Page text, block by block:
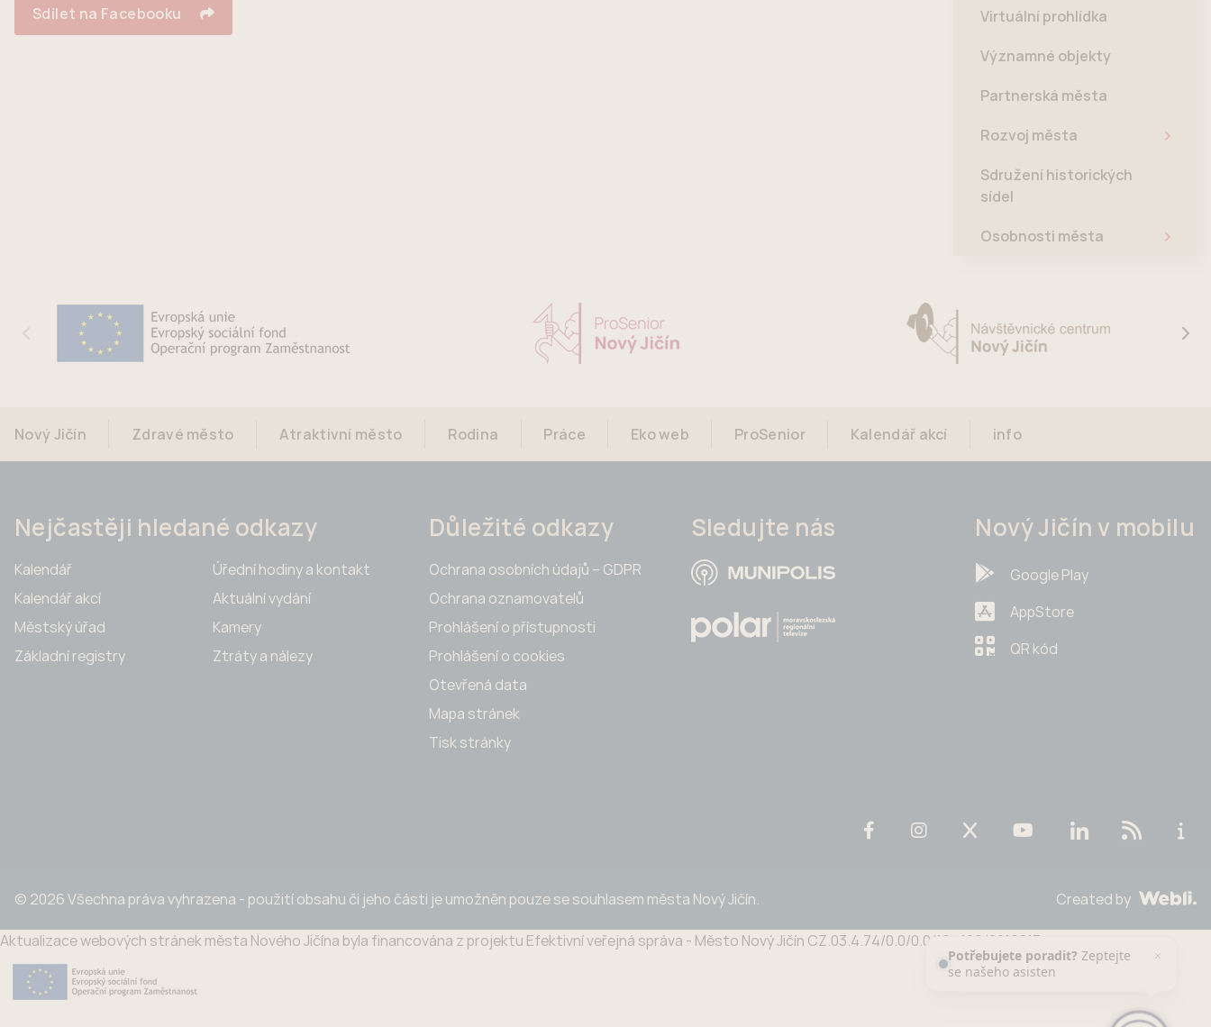
Sdílet na Facebooku
Virtuální prohlídka
Významné objekty
Partnerská města
Rozvoj města
Sdružení historických
sídel
Osobnosti města
Nový Jičín Zdravé město Atraktivní město Rodina Práce Eko web ProSenior Kalendář akcí info
Nejčastěji hledané odkazy
Kalendář
Kalendář akcí
Městský úřad
Základní registry
Úřední hodiny a kontakt
Aktuální vydání
Kamery
Ztráty a nálezy
Důležité odkazy
Ochrana osobních údajů – GDPR
Ochrana oznamovatelů
Prohlášení o přístupnosti
Prohlášení o cookies
Otevřená data
Mapa stránek
Tisk stránky
Sledujte nás Nový Jičín v mobilu
Google Play
AppStore
QR kód
© 2026 Všechna práva vyhrazena - použití obsahu či jeho části je umožněn pouze se souhlasem města Nový Jičín. Created by
Aktualizace webových stránek města Nového Jičína byla financována z projektu Efektivní veřejná správa - Město Nový Jičín CZ.03.4.74/0.0/0.0/19_109/0016813
Potřebujete poradit? Zeptejte
se našeho asistenta